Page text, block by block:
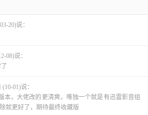
20)说：
08)说：
01)说：
本，大佬改的更清爽，唯独一个就是有迅雷影音组
就更好了，期待最终收藏版